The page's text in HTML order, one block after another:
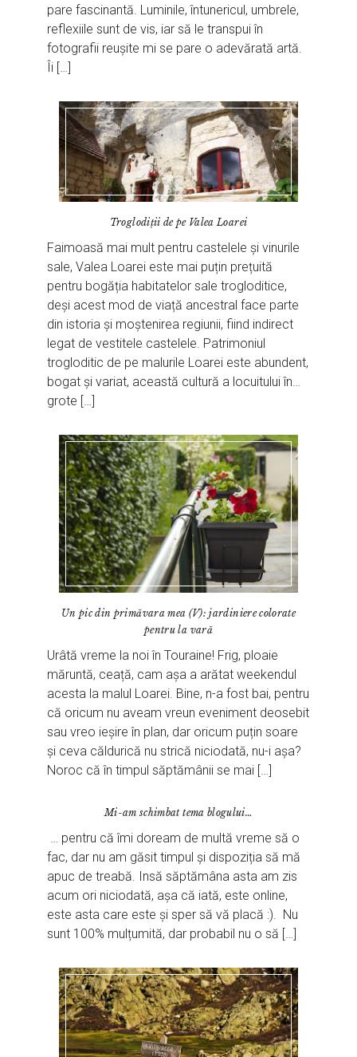
pare fascinantă. Luminile, întunericul, umbrele,
reflexiile sunt de vis, iar să le transpui în
fotografii reușite mi se pare o adevărată artă.
Îi […]
Troglodiții de pe Valea Loarei
Faimoasă mai mult pentru castelele și vinurile
sale, Valea Loarei este mai puțin prețuită
pentru bogăția habitatelor sale trogloditice,
deși acest mod de viață ancestral face parte
din istoria și moștenirea regiunii, fiind indirect
legat de vestitele castelele. Patrimoniul
trogloditic de pe malurile Loarei este abundent,
bogat și variat, această cultură a locuitului în…
grote […]
Un pic din primăvara mea (V): jardiniere colorate
pentru la vară
Urâtă vreme la noi în Touraine! Frig, ploaie
măruntă, ceață, cam așa a arătat weekendul
acesta la malul Loarei. Bine, n-a fost bai, pentru
că oricum nu aveam vreun eveniment deosebit
sau vreo ieșire în plan, dar oricum puțin soare
și ceva căldurică nu strică niciodată, nu-i așa?
Noroc că în timpul săptămânii se mai […]
Mi-am schimbat tema blogului…
… pentru că îmi doream de multă vreme să o
fac, dar nu am găsit timpul și dispoziția să mă
apuc de treabă. Insă săptămâna asta am zis
acum ori niciodată, așa că iată, este online,
este asta care este și sper să vă placă :). Nu
sunt 100% mulțumită, dar probabil nu o să […]